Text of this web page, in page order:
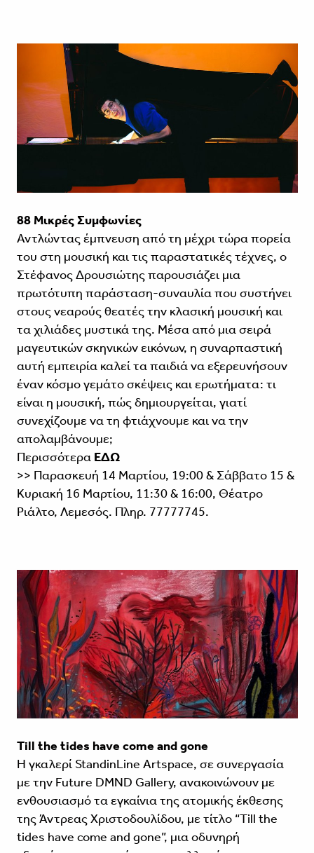
88 Μικρές Συμφωνίες
Αντλώντας έμπνευση από τη μέχρι τώρα πορεία
του στη μουσική και τις παραστατικές τέχνες, ο
Στέφανος Δρουσιώτης παρουσιάζει μια
πρωτότυπη παράσταση-συναυλία που συστήνει
στους νεαρούς θεατές την κλασική μουσική και
τα χιλιάδες μυστικά της. Μέσα από μια σειρά
μαγευτικών σκηνικών εικόνων, η συναρπαστική
αυτή εμπειρία καλεί τα παιδιά να εξερευνήσουν
έναν κόσμο γεμάτο σκέψεις και ερωτήματα: τι
είναι η μουσική, πώς δημιουργείται, γιατί
συνεχίζουμε να τη φτιάχνουμε και να την
απολαμβάνουμε;
Περισσότερα ΕΔΩ
>> Παρασκευή 14 Μαρτίου, 19:00 & Σάββατο 15 &
Κυριακή 16 Μαρτίου, 11:30 & 16:00, Θέατρο
Ριάλτο, Λεμεσός. Πληρ. 77777745.
Till the tides have come and gone
H γκαλερί StandinLine Artspace, σε συνεργασία
με την Future DMND Gallery, ανακοινώνουν με
ενθουσιασμό τα εγκαίνια της ατομικής έκθεσης
της Άντρεας Χριστοδουλίδου, με τίτλο “Till the
tides have come and gone”, μια οδυνηρή